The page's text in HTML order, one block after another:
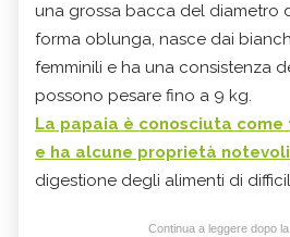
una grossa bacca del diametro
forma oblunga, nasce dai
femminili e ha una consistenza
possono pesare fino a 9 kg.
La papaia è conosciuta
e ha alcune proprietà notevoli
digestione degli alimenti di
Continua a leggere dopo